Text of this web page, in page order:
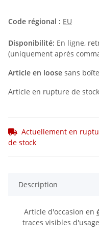
Code régional : EU
Disponibilité: En ligne,
(uniquement après
Article en loose sans
Article en rupture de stock
Actuellement en
de stock
Description
Article d'occasion en
traces visibles